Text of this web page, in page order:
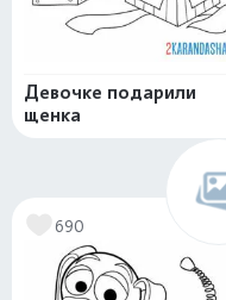
Девочке подарили
щенка
690